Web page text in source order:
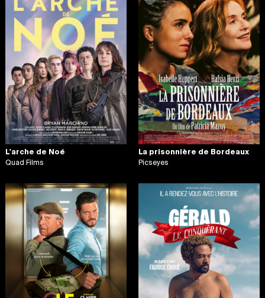
L'arche de Noé
Quad Films
La prisonnière de Bordeaux
Picseyes